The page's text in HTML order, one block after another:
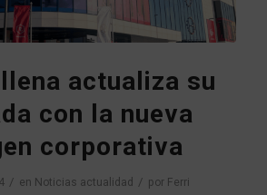
actualiza su
con la nueva
corporativa
/ en Noticias actualidad / por Ferri